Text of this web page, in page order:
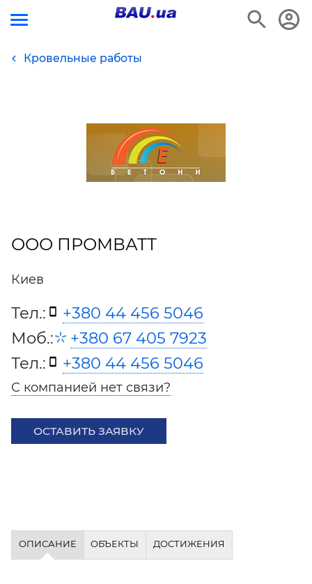
Кровельные работы
ООО ПРОМВАТТ
Киев
Тел.:
+380 44 456 5046
Моб.:
+380 67 405 7923
Тел.:
+380 44 456 5046
С компанией нет связи?
ОСТАВИТЬ ЗАЯВКУ
ОПИСАНИЕ ОБЪЕКТЫ ДОСТИЖЕНИЯ